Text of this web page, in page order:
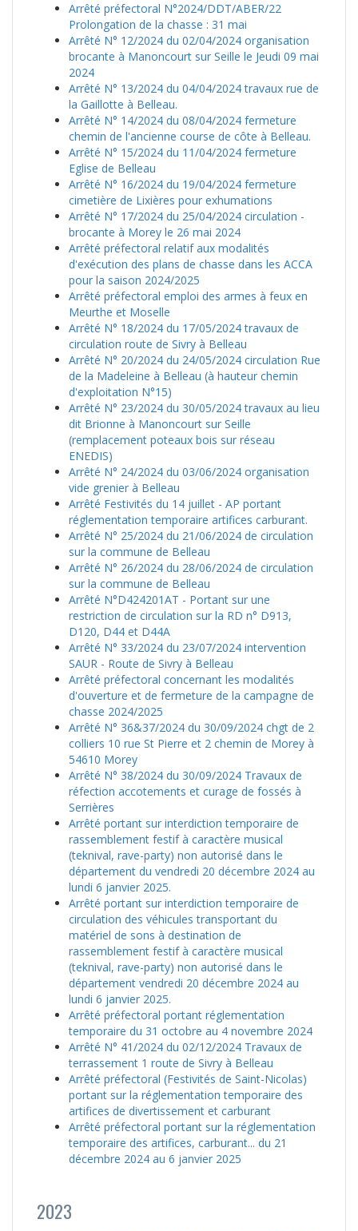
Arrêté préfectoral N°2024/DDT/ABER/22
Prolongation de la chasse : 31 mai
Arrêté N° 12/2024 du 02/04/2024 organisation
brocante à Manoncourt sur Seille le Jeudi 09 mai
2024
Arrêté N° 13/2024 du 04/04/2024 travaux rue de
la Gaillotte à Belleau.
Arrêté N° 14/2024 du 08/04/2024 fermeture
chemin de l'ancienne course de côte à Belleau.
Arrêté N° 15/2024 du 11/04/2024 fermeture
Eglise de Belleau
Arrêté N° 16/2024 du 19/04/2024 fermeture
cimetière de Lixières pour exhumations
Arrêté N° 17/2024 du 25/04/2024 circulation -
brocante à Morey le 26 mai 2024
Arrêté préfectoral relatif aux modalités
d'exécution des plans de chasse dans les ACCA
pour la saison 2024/2025
Arrêté préfectoral emploi des armes à feux en
Meurthe et Moselle
Arrêté N° 18/2024 du 17/05/2024 travaux de
circulation route de Sivry à Belleau
Arrêté N° 20/2024 du 24/05/2024 circulation Rue
de la Madeleine à Belleau (à hauteur chemin
d'exploitation N°15)
Arrêté N° 23/2024 du 30/05/2024 travaux au lieu
dit Brionne à Manoncourt sur Seille
(remplacement poteaux bois sur réseau
ENEDIS)
Arrêté N° 24/2024 du 03/06/2024 organisation
vide grenier à Belleau
Arrêté Festivités du 14 juillet - AP portant
réglementation temporaire artifices carburant.
Arrêté N° 25/2024 du 21/06/2024 de circulation
sur la commune de Belleau
Arrêté N° 26/2024 du 28/06/2024 de circulation
sur la commune de Belleau
Arrêté N°D424201AT - Portant sur une
restriction de circulation sur la RD n° D913,
D120, D44 et D44A
Arrêté N° 33/2024 du 23/07/2024 intervention
SAUR - Route de Sivry à Belleau
Arrêté préfectoral concernant les modalités
d'ouverture et de fermeture de la campagne de
chasse 2024/2025
Arrêté N° 36&37/2024 du 30/09/2024 chgt de 2
colliers 10 rue St Pierre et 2 chemin de Morey à
54610 Morey
Arrêté N° 38/2024 du 30/09/2024 Travaux de
réfection accotements et curage de fossés à
Serrières
Arrêté portant sur interdiction temporaire de
rassemblement festif à caractère musical
(teknival, rave-party) non autorisé dans le
département du vendredi 20 décembre 2024 au
lundi 6 janvier 2025.
Arrêté portant sur interdiction temporaire de
circulation des véhicules transportant du
matériel de sons à destination de
rassemblement festif à caractère musical
(teknival, rave-party) non autorisé dans le
département vendredi 20 décembre 2024 au
lundi 6 janvier 2025.
Arrêté préfectoral portant réglementation
temporaire du 31 octobre au 4 novembre 2024
Arrêté N° 41/2024 du 02/12/2024 Travaux de
terrassement 1 route de Sivry à Belleau
Arrêté préfectoral (Festivités de Saint-Nicolas)
portant sur la réglementation temporaire des
artifices de divertissement et carburant
Arrêté préfectoral portant sur la réglementation
temporaire des artifices, carburant... du 21
décembre 2024 au 6 janvier 2025
2023